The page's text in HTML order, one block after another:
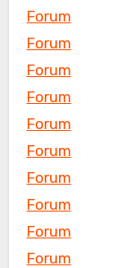
Forum
Forum
Forum
Forum
Forum
Forum
Forum
Forum
Forum
Forum